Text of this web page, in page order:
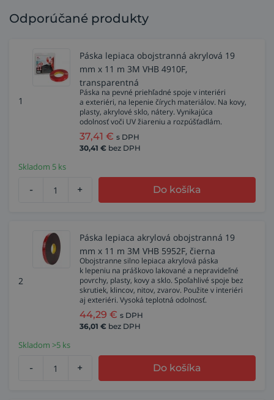
Odporúčané produkty
1
Páska lepiaca obojstranná akrylová 19
mm x 11 m 3M VHB 4910F,
transparentná
Páska na pevné priehľadné spoje v interiéri
a exteriéri, na lepenie čírych materiálov. Na kovy,
plasty, akrylové sklo, nátery. Vynikajúca
odolnosť voči UV žiareniu a rozpúšťadlám.
37,41 € s DPH
30,41 € bez DPH
Skladom 5 ks
- + Do košíka
2
Páska lepiaca akrylová obojstranná 19
mm x 11 m 3M VHB 5952F, čierna
Obojstranne silno lepiaca akrylová páska
k lepeniu na práškovo lakované a nepravideľné
povrchy, plasty, kovy a sklo. Spoľahlivé spoje bez
skrutiek, klincov, nitov, zvarov. Použite v interiéri
aj exteriéri. Vysoká teplotná odolnosť.
44,29 € s DPH
36,01 € bez DPH
Skladom >5 ks
- + Do košíka